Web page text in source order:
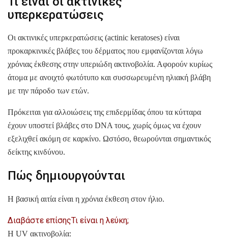
υπερκερατώσεις
Οι ακτινικές υπερκερατώσεις (actinic keratoses) είναι
προκαρκινικές βλάβες του δέρματος που εμφανίζονται λόγω
χρόνιας έκθεσης στην υπεριώδη ακτινοβολία. Αφορούν κυρίως
άτομα με ανοιχτό φωτότυπο και συσσωρευμένη ηλιακή βλάβη
με την πάροδο των ετών.
Πρόκειται για αλλοιώσεις της επιδερμίδας όπου τα κύτταρα
έχουν υποστεί βλάβες στο DNA τους, χωρίς όμως να έχουν
εξελιχθεί ακόμη σε καρκίνο. Ωστόσο, θεωρούνται σημαντικός
δείκτης κινδύνου.
Πώς δημιουργούνται
Η βασική αιτία είναι η χρόνια έκθεση στον ήλιο.
Διαβάστε επίσηςΤι είναι η λεύκη;
Η UV ακτινοβολία: